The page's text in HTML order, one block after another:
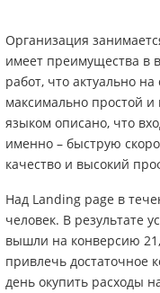
Организация
имеет преимущества в
работ, что актуально
максимально простой
языком описано, что
именно – быструю
качество и высокий
Над Landing page в
человек. В результате
вышли на конверсию
привлечь достаточное
день окупить расходы